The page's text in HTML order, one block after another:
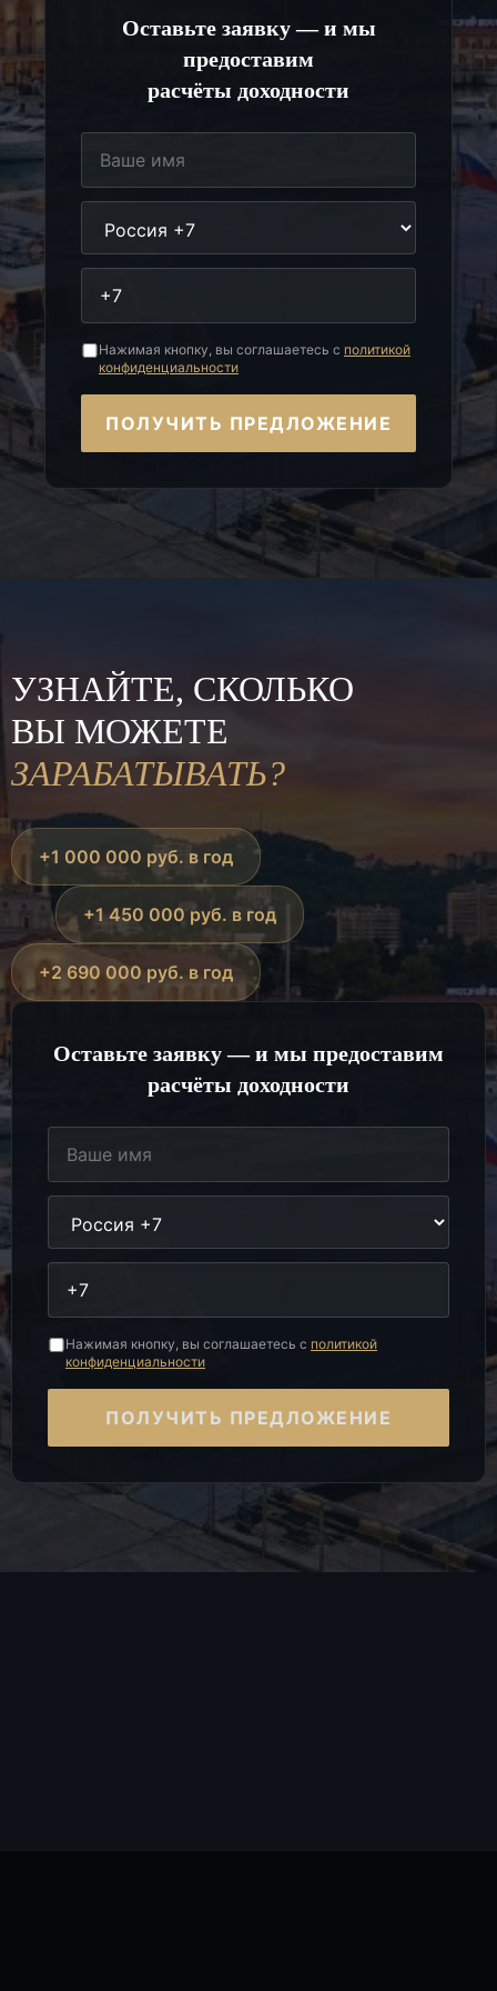
Оставьте заявку — и мы
предоставим
расчёты доходности
Нажимая кнопку, вы соглашаетесь с политикой
конфиденциальности
ПОЛУЧИТЬ ПРЕДЛОЖЕНИЕ
УЗНАЙТЕ, СКОЛЬКО
ВЫ МОЖЕТЕ
ЗАРАБАТЫВАТЬ?
+1 000 000 руб. в год
+1 450 000 руб. в год
+2 690 000 руб. в год
Оставьте заявку — и мы предоставим
расчёты доходности
Нажимая кнопку, вы соглашаетесь с политикой
конфиденциальности
ПОЛУЧИТЬ ПРЕДЛОЖЕНИЕ